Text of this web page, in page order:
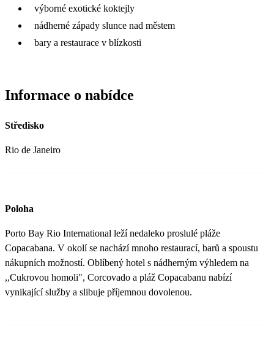
výborné exotické koktejly
nádherné západy slunce nad městem
bary a restaurace v blízkosti
Informace o nabídce
Středisko
Rio de Janeiro
Poloha
Porto Bay Rio International leží nedaleko proslulé pláže
Copacabana. V okolí se nachází mnoho restaurací, barů a spoustu
nákupních možností. Oblíbený hotel s nádherným výhledem na
,,Cukrovou homoli", Corcovado a pláž Copacabanu nabízí
vynikající služby a slibuje příjemnou dovolenou.